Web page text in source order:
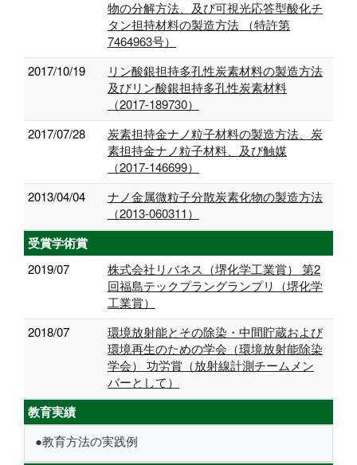
物の分解方法、及び可視光応答型酸化チ
タン担持材料の製造方法 （特許第
7464963号）
2017/10/19
リン酸銀担持多孔性炭素材料の製造方法
及びリン酸銀担持多孔性炭素材料
（2017-189730）
2017/07/28
炭素担持金ナノ粒子材料の製造方法、炭
素担持金ナノ粒子材料、及び触媒
（2017-146699）
2013/04/04
ナノ金属微粒子分散炭素化物の製造方法
（2013-060311）
受賞学術賞
2019/07
株式会社リバネス（堺化学工業賞） 第2
回福島テックプラングランプリ（堺化学
工業賞）
2018/07
環境放射能とその除染・中間貯蔵および
環境再生のための学会（環境放射能除染
学会） 功労賞（放射線計測チームメン
バーとして）
教育実績
●教育方法の実践例